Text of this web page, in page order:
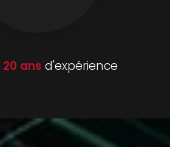
20 ans d'expérience